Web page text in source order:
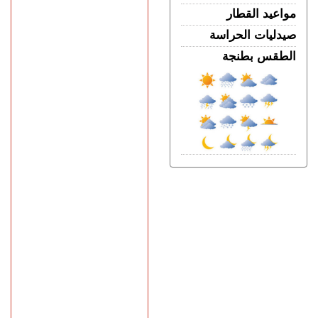
مواعيد القطار
صيدليات الحراسة
الطقس بطنجة